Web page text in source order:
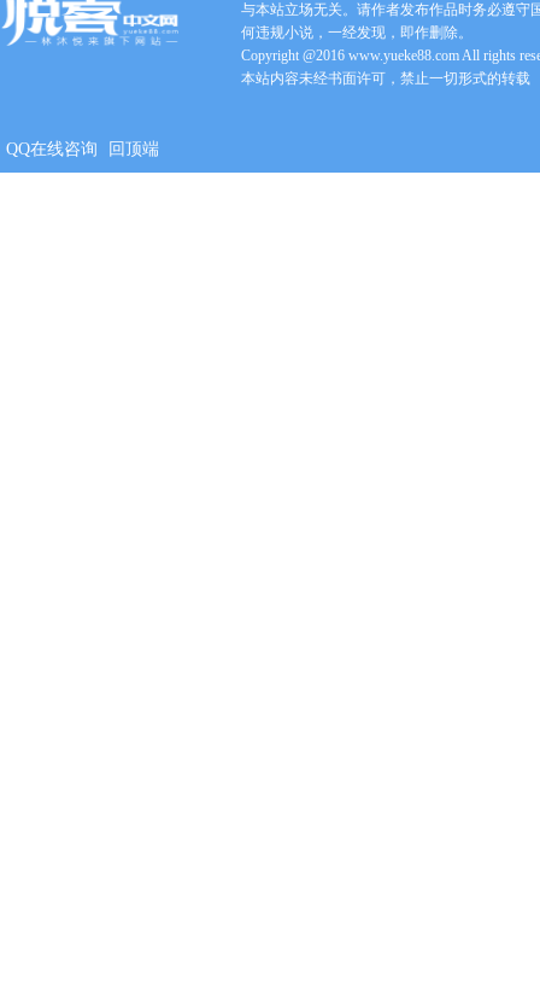
与本站立场无关。请作者发布作品时务必遵守
何违规小说，一经发现，即作删除。
Copyright @2016 www.yueke88.com All rights
本站内容未经书面许可，禁止一切形式的转载
QQ在线咨询 回顶端